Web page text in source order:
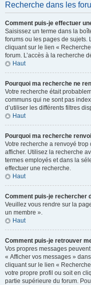
Recherche dans les
Comment puis-je effectuer
Saisissez un terme dans la
forums ou les pages de sujets.
cliquant sur le lien «
forum. L’accès à la recherche
Haut
Pourquoi ma recherche ne
Votre recherche était
communs qui ne sont pas
d’utiliser les différents filtres
Haut
Pourquoi ma recherche
Votre recherche a renvoyé
afficher. Utilisez la recherche
termes employés et dans la
effectuer une recherche.
Haut
Comment puis-je rechercher
Veuillez vous rendre sur la
un membre ».
Haut
Comment puis-je retrouver
Vos propres messages
« Afficher vos messages »
cliquant sur le lien «
votre propre profil ou soit en
partie supérieure du forum.